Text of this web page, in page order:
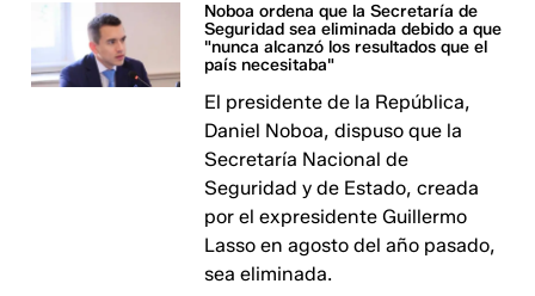
Noboa ordena que la Secretaría de
Seguridad sea eliminada debido a que
"nunca alcanzó los resultados que el
país necesitaba"
El presidente de la República,
Daniel Noboa, dispuso que la
Secretaría Nacional de
Seguridad y de Estado, creada
por el expresidente Guillermo
Lasso en agosto del año pasado,
sea eliminada.